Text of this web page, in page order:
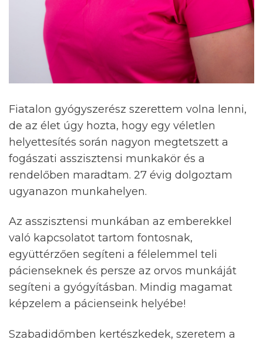
Fiatalon gyógyszerész szerettem volna lenni,
de az élet úgy hozta, hogy egy véletlen
helyettesítés során nagyon megtetszett a
fogászati asszisztensi munkakör és a
rendelőben maradtam. 27 évig dolgoztam
ugyanazon munkahelyen.
Az asszisztensi munkában az emberekkel
való kapcsolatot tartom fontosnak,
együttérzően segíteni a félelemmel teli
pácienseknek és persze az orvos munkáját
segíteni a gyógyításban. Mindig magamat
képzelem a pácienseink helyébe!
Szabadidőmben kertészkedek, szeretem a